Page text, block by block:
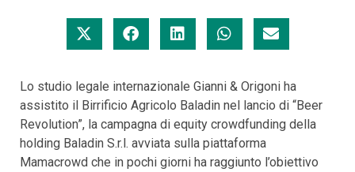
Lo studio legale internazionale Gianni & Origoni ha
assistito il Birrificio Agricolo Baladin nel lancio di “Beer
Revolution”, la campagna di equity crowdfunding della
holding Baladin S.r.l. avviata sulla piattaforma
Mamacrowd che in pochi giorni ha raggiunto l’obiettivo